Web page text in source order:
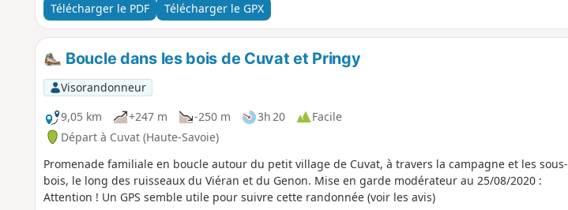
Télécharger le PDF Télécharger le GPX
Boucle dans les bois de Cuvat et Pringy
Visorandonneur
9,05 km
+247 m -250 m 3h 20
Facile
Départ à Cuvat (Haute-Savoie)
Promenade familiale en boucle autour du petit village de Cuvat, à travers la campagne et les sous-
bois, le long des ruisseaux du Viéran et du Genon. Mise en garde modérateur au 25/08/2020 :
Attention ! Un GPS semble utile pour suivre cette randonnée (voir les avis)